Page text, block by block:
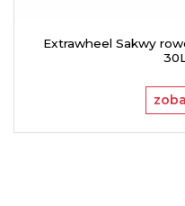
Extrawheel Sakwy